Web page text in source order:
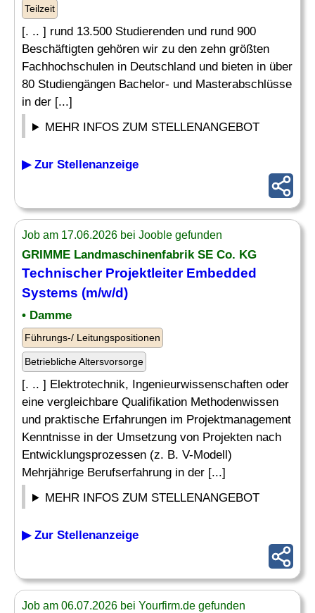
Teilzeit
[. .. ] rund 13.500 Studierenden und rund 900
Beschäftigten gehören wir zu den zehn größten
Fachhochschulen in Deutschland und bieten in über
80 Studiengängen Bachelor- und Masterabschlüsse
in der [...]
MEHR INFOS ZUM STELLENANGEBOT
▶ Zur Stellenanzeige
Job am 17.06.2026 bei Jooble gefunden
GRIMME Landmaschinenfabrik SE Co. KG
Technischer Projektleiter Embedded
Systems (m/w/d)
• Damme
Führungs-/ Leitungspositionen
Betriebliche Altersvorsorge
[. .. ] Elektrotechnik, Ingenieurwissenschaften oder
eine vergleichbare Qualifikation Methodenwissen
und praktische Erfahrungen im Projektmanagement
Kenntnisse in der Umsetzung von Projekten nach
Entwicklungsprozessen (z. B. V-Modell)
Mehrjährige Berufserfahrung in der [...]
MEHR INFOS ZUM STELLENANGEBOT
▶ Zur Stellenanzeige
Job am 06.07.2026 bei Yourfirm.de gefunden